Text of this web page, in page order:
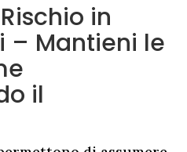
in
– Mantieni le
il